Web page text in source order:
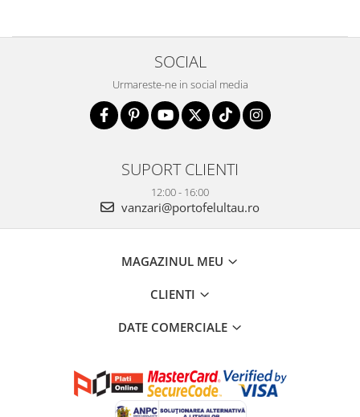
SOCIAL
Urmareste-ne in social media
SUPORT CLIENTI
12:00 - 16:00
vanzari@portofelultau.ro
MAGAZINUL MEU
CLIENTI
DATE COMERCIALE